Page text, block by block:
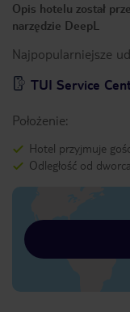
Opis hotelu został
narzędzie DeepL
Najpopularniejsze
TUI Service
Położenie:
Hotel przyjmuje
Odległość od